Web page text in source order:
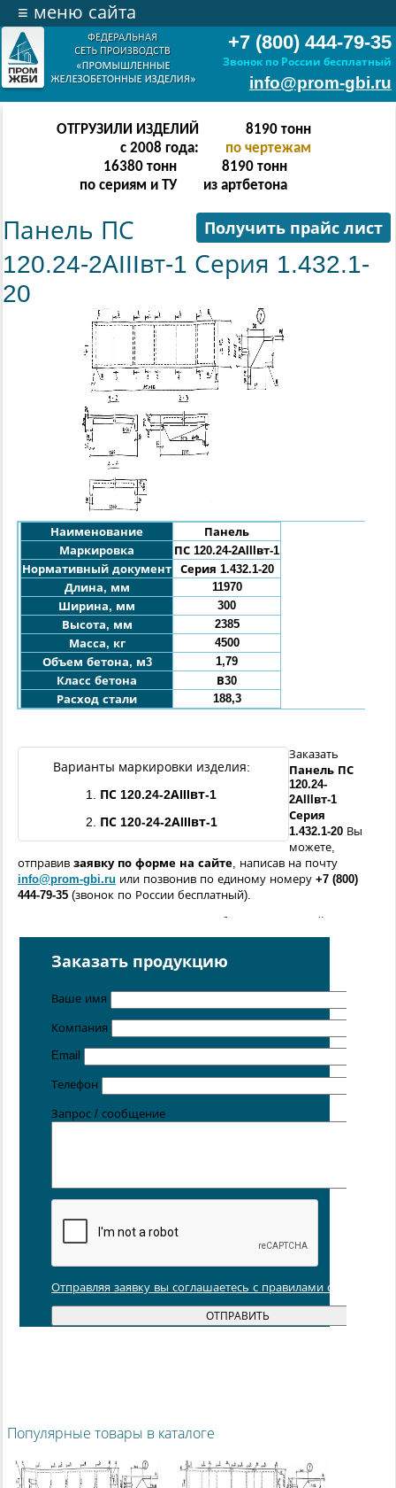
+7 (800) 444-79-35
Звонок по России бесплатный
info@prom-gbi.ru
≡ меню сайта
ОТГРУЗИЛИ ИЗДЕЛИЙ
с 2008 года:
16382тонн
по чертежам
32764 тонн
по сериям и ТУ
16382 тонн
из артбетона
Получить прайс лист
Панель ПС
120.24-2АIIIвт-1 Серия 1.432.1-
20
Наименование
Панель
Маркировка
ПС 120.24-2АIIIвт-1
Нормативный документ
Серия 1.432.1-20
Длина, мм
11970
Ширина, мм
300
Высота, мм
2385
Масса, кг
4500
Объем бетона, м3
1,79
Класс бетона
В30
Расход стали
188,3
Варианты маркировки изделия:
1. ПС 120.24-2АIIIвт-1
2.
ПС120-24-2АIIIвт-1
Заказать
Панель ПС
120.24-
2АIIIвт-1
Серия
1.432.1-20 Вы
можете,
отправив заявку по форме на сайте, написав на почту
info@prom-gbi.ru или позвонив по единому номеру +7 (800)
444-79-35 (звонок по России бесплатный).
Возможно изготовление железобетонных изделий
чертежам заказчика
Поставка осуществляется с производственных площадок,
Хабаровске,Ростове-на-Дону,Екатеринбурге,
Симферополе.
Цена от 5 руб. / кг
Заказать продукцию
Ваше имя
Компания
Email
Телефон
Запрос / сообщение
Отправляя заявку вы соглашаетесь с правилами обработки
Популярные товары в каталоге